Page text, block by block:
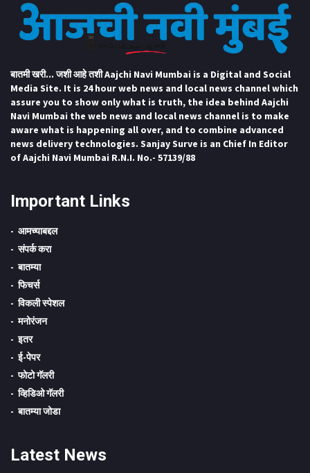
बातमी खरी... जशी आहे तशी Aajchi Navi Mumbai is a Digital and Social
Media Site. It is 24 hour web news and local news channel which
assure you to show only what is truth, the idea behind Aajchi
Navi Mumbai the web news and local news channel is to make
aware what is happening all over, and to combine advanced
news delivery technologies. Sanjay Surve is an Chief In Editor
of Aajchi Navi Mumbai R.N.I. No.- 57139/88
Important Links
आमच्याबद्दल
संपर्क करा
बातम्या
फिचर्स
विकली स्पेशल
मनोरंजन
इतर
ई-पेपर
फोटो गॅलरी
व्हिडिओ गॅलरी
बातम्या जोडा
Latest News